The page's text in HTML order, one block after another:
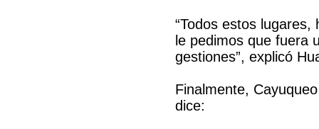
“Todos estos
le pedimos que fuera
gestiones”, explicó
Finalmente,
dice: